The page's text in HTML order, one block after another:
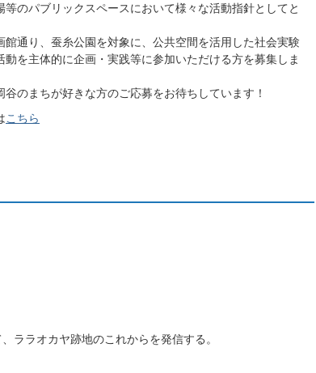
のパブリックスペースにおいて様々な活動指針としてと
通り、蚕糸公園を対象に、公共空間を活用した社会実験
を主体的に企画・実践等に参加いただける方を募集しま
のまちが好きな方のご応募をお待ちしています！
こちら
ラオカヤ跡地のこれからを発信する。